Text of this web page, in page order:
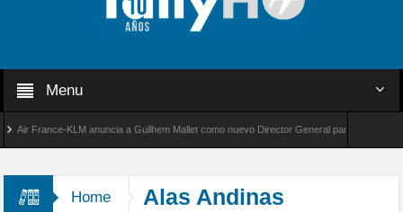
Menu
France-KLM anuncia a Guilhem Mallet como nuevo Director General para América Latina
Home Alas Andinas